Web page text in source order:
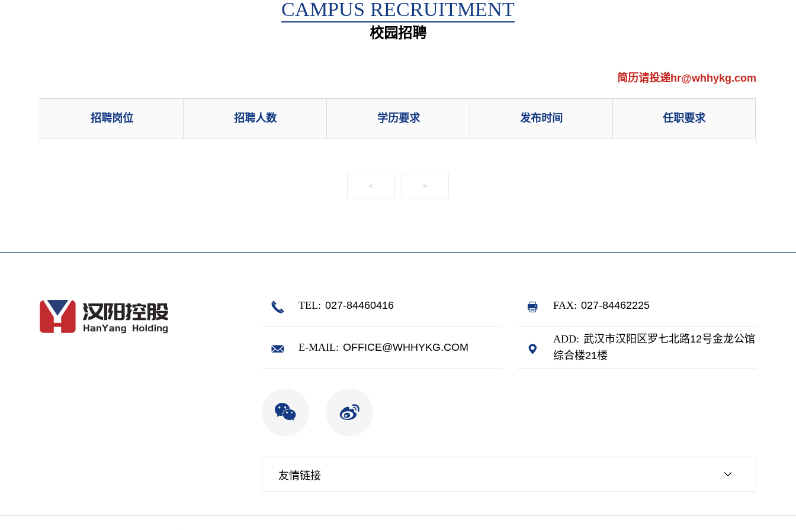
CAMPUS RECRUITMENT
校园招聘
简历请投递hr@whhykg.com
招聘岗位 招聘人数 学历要求 发布时间 任职要求
< >
TEL: 027-84460416 FAX: 027-84462225
E-MAIL: OFFICE@WHHYKG.COM
ADD: 武汉市汉阳区罗七北路12号金龙公馆
综合楼21楼